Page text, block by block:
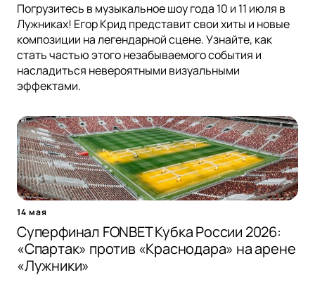
Погрузитесь в музыкальное шоу года 10 и 11 июля в
Лужниках! Егор Крид представит свои хиты и новые
композиции на легендарной сцене. Узнайте, как
стать частью этого незабываемого события и
насладиться невероятными визуальными
эффектами.
14 мая
Суперфинал FONBET Кубка России 2026:
«Спартак» против «Краснодара» на арене
«Лужники»